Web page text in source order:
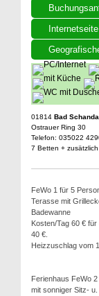
Internetseite
01814 Bad
Ostrauer Ring 30
Telefon: 035022
7 Betten +
FeWo 1 für 5
Terasse mit
Badewanne
Kosten/Tag 60 €
40 €.
Heizzuschlag vom
Ferienhaus FeWo
mit sonniger Sitz-